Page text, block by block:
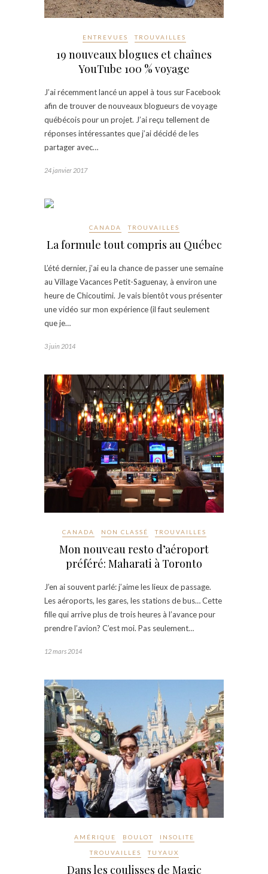
ENTREVUES TROUVAILLES
19 nouveaux blogues et chaînes
YouTube 100 % voyage
J’ai récemment lancé un appel à tous sur Facebook
afin de trouver de nouveaux blogueurs de voyage
québécois pour un projet. J’ai reçu tellement de
réponses intéressantes que j’ai décidé de les
partager avec…
24 janvier 2017
CANADA TROUVAILLES
La formule tout compris au Québec
L’été dernier, j’ai eu la chance de passer une semaine
au Village Vacances Petit-Saguenay, à environ une
heure de Chicoutimi. Je vais bientôt vous présenter
une vidéo sur mon expérience (il faut seulement
que je…
3 juin 2014
CANADA NON CLASSÉ TROUVAILLES
Mon nouveau resto d’aéroport
préféré: Maharati à Toronto
J’en ai souvent parlé: j’aime les lieux de passage.
Les aéroports, les gares, les stations de bus… Cette
fille qui arrive plus de trois heures à l’avance pour
prendre l’avion? C’est moi. Pas seulement…
12 mars 2014
AMÉRIQUE BOULOT INSOLITE
TROUVAILLES TUYAUX
Dans les coulisses de Magic